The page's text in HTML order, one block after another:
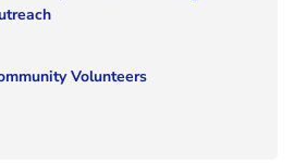
Volunteers